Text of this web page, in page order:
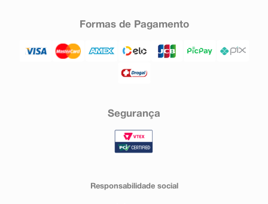
Formas de Pagamento
Segurança
Responsabilidade social